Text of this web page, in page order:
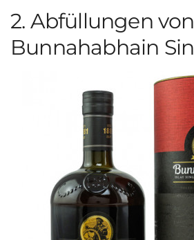
2. Abfüllungen von
Bunnahabhain